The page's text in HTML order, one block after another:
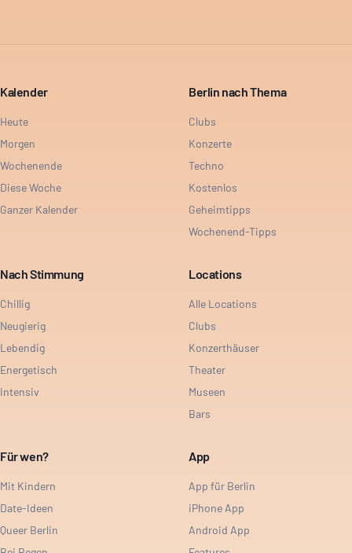
Kalender
Heute
Morgen
Wochenende
Diese Woche
Ganzer Kalender
Berlin nach Thema
Clubs
Konzerte
Techno
Kostenlos
Geheimtipps
Wochenend-Tipps
Nach Stimmung
Chillig
Neugierig
Lebendig
Energetisch
Intensiv
Locations
Alle Locations
Clubs
Konzerthäuser
Theater
Museen
Bars
Für wen?
Mit Kindern
Date-Ideen
Queer Berlin
App
App für Berlin
iPhone App
Android App